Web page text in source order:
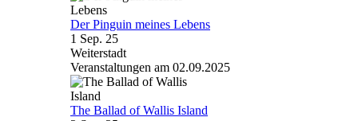
Der Pinguin meines Lebens
1 Sep. 25
Weiterstadt
Veranstaltungen am 02.09.2025
The Ballad of Wallis Island